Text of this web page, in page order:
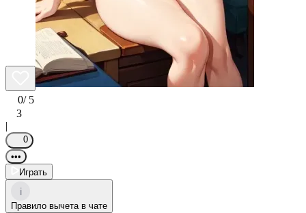
0/ 5
3
|
0
•••
Играть
i
Правило вычета в чате